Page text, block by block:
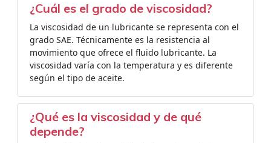
¿Cuál es el grado de viscosidad?
La viscosidad de un lubricante se representa con el
grado SAE. Técnicamente es la resistencia al
movimiento que ofrece el fluido lubricante. La
viscosidad varía con la temperatura y es diferente
según el tipo de aceite.
¿Qué es la viscosidad y de qué
depende?